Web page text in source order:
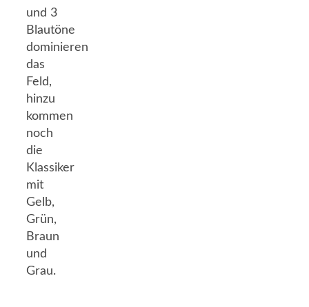
und 3
Blautöne
dominieren
das
Feld,
hinzu
kommen
noch
die
Klassiker
mit
Gelb,
Grün,
Braun
und
Grau.